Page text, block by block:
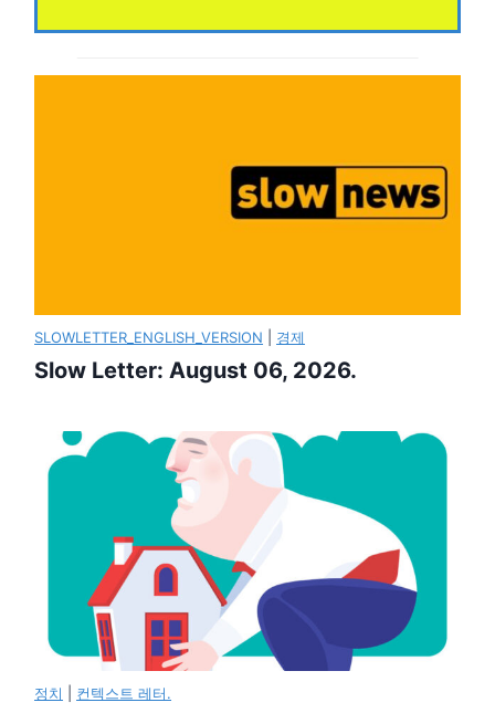
SLOWLETTER_ENGLISH_VERSION 경제
Slow Letter: August 06, 2026.
정치 컨텍스트 레터.